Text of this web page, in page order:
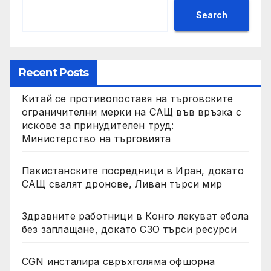
Search
Recent Posts
Китай се противопоставя на търговските
ограничителни мерки на САЩ във връзка с
искове за принудителен труд:
Министерство на търговията
Пакистанските посредници в Иран, докато
САЩ свалят дронове, Ливан търси мир
Здравните работници в Конго лекуват ебола
без заплащане, докато СЗО търси ресурси
CGN инсталира свръхголяма офшорна